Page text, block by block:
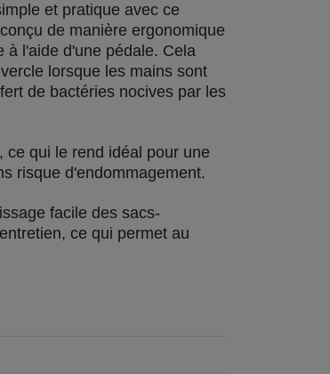
et pratique avec ce
de manière ergonomique
à l'aide d'une pédale. Cela
lorsque les mains sont
de bactéries nocives par les
ce qui le rend idéal pour une
risque d'endommagement.
facile des sacs-
ce qui permet au